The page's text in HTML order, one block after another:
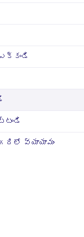
వ్యాయామం